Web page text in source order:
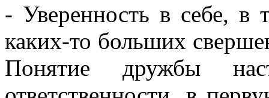
- Уверенность в себе, в
каких-то больших
Понятие дружбы